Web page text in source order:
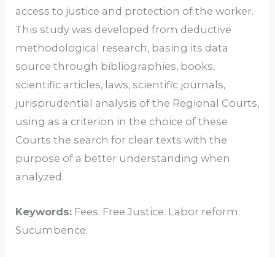
access to justice and protection of the worker.
This study was developed from deductive
methodological research, basing its data
source through bibliographies, books,
scientific articles, laws, scientific journals,
jurisprudential analysis of the Regional Courts,
using as a criterion in the choice of these
Courts the search for clear texts with the
purpose of a better understanding when
analyzed.
Keywords: Fees. Free Justice. Labor reform.
Sucumbence.